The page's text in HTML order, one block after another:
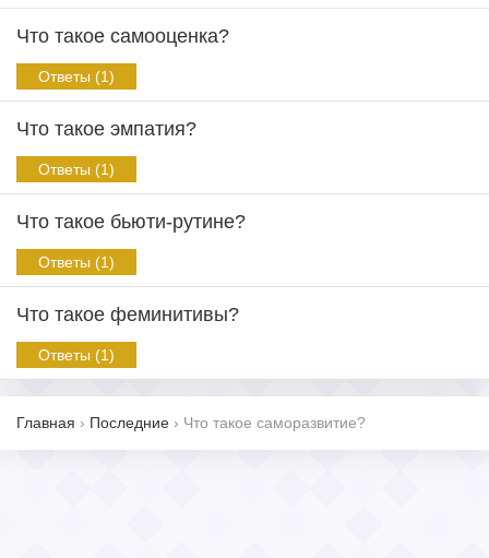
Что такое самооценка?
Ответы (1)
Что такое эмпатия?
Ответы (1)
Что такое бьюти-рутине?
Ответы (1)
Что такое феминитивы?
Ответы (1)
Главная › Последние › Что такое саморазвитие?